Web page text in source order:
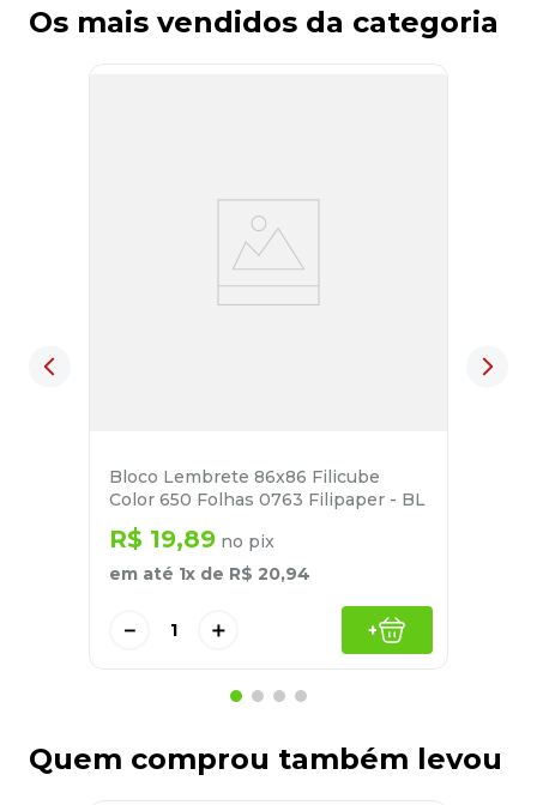
Os mais vendidos da categoria
Bloco Lembrete 86x86 Filicube
Color 650 Folhas 0763 Filipaper - BL
R$ 19,89 no pix
em até 1x de R$ 20,94
＋
－ +
Quem comprou também levou